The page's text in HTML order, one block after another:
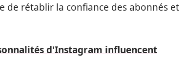
de rétablir la confiance des abonnés et
d'Instagram influencent